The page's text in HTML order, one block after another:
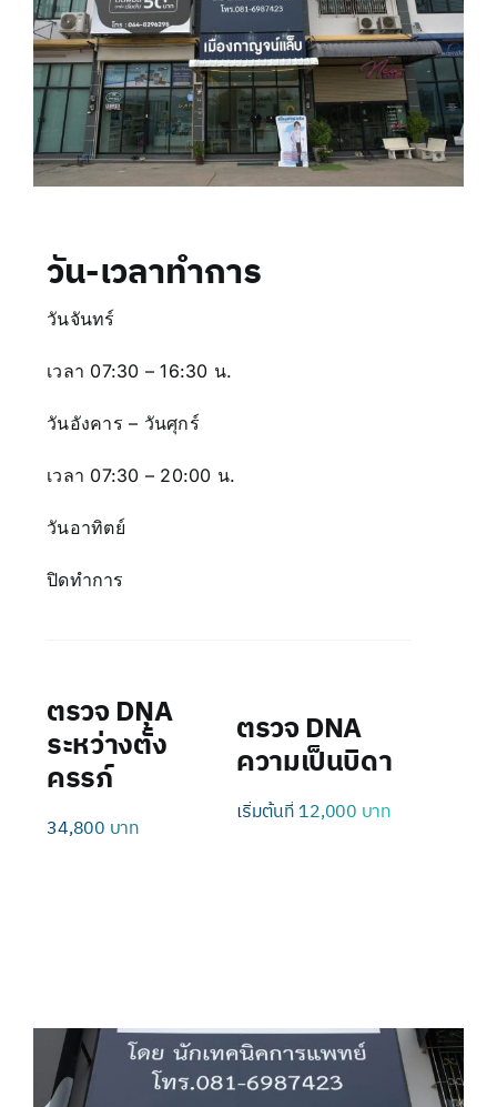
วัน-เวลาทำการ
วันจันทร์
เวลา 07:30 – 16:30 น.
วันอังคาร – วันศุกร์
เวลา 07:30 – 20:00 น.
วันอาทิตย์
ปิดทำการ
ตรวจ DNA
ระหว่างตั้ง
ครรภ์
34,800 บาท
ตรวจ DNA
ความเป็นบิดา
เริ่มต้นที่ 12,000 บาท